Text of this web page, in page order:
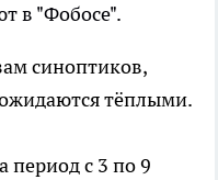
в "Фобосе".
синоптиков,
тёплыми.
период с 3 по 9